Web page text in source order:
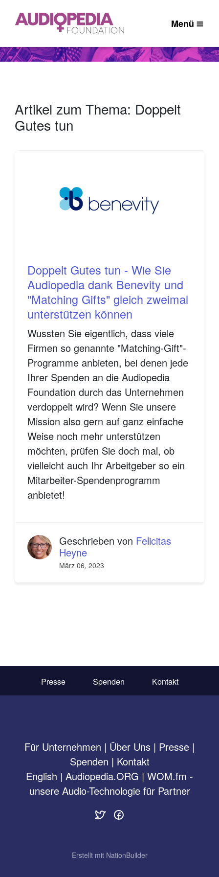
Menü
Artikel zum Thema: Doppelt
Gutes tun
Doppelt Gutes tun - Wie Sie
Audiopedia dank Benevity und
"Matching Gifts" gleich zweimal
unterstützen können
Wussten Sie eigentlich, dass viele
Firmen so genannte "Matching-Gift"-
Programme anbieten, bei denen jede
Ihrer Spenden an die Audiopedia
Foundation durch das Unternehmen
verdoppelt wird? Wenn Sie unsere
Mission also gern auf ganz einfache
Weise noch mehr unterstützen
möchten, prüfen Sie doch mal, ob
vielleicht auch Ihr Arbeitgeber so ein
Mitarbeiter-Spendenprogramm
anbietet!
Geschrieben von Felicitas
Heyne
März 06, 2023
Presse Spenden Kontakt
Für Unternehmen | Über Uns | Presse |
Spenden | Kontakt
English | Audiopedia.ORG | WOM.fm -
unsere Audio-Technologie für Partner
Erstellt mit NationBuilder